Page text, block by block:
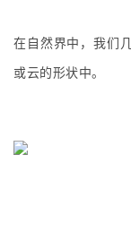
在自然界中，我们
或云的形状中。